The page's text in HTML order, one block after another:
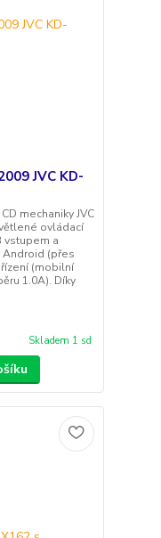
JVC KD-
mechaniky JVC
ovládací
vstupem a
(přes
(mobilní
1.0A). Díky
Skladem 1 sd